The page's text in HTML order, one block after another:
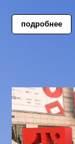
подробнее